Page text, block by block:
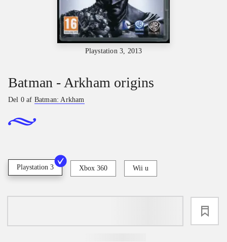
Playstation 3, 2013
Batman - Arkham origins
Del 0 af Batman: Arkham
Playstation 3 Xbox 360 Wii u